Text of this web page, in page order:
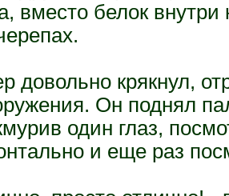
вместо белок
довольно крякнул,
Он поднял
один глаз,
и еще раз